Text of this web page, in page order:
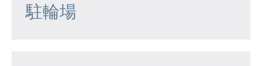
駐輪場